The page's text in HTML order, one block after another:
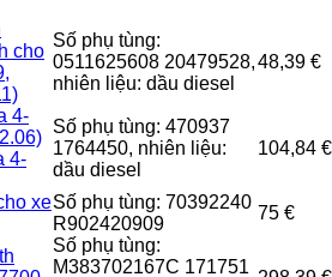
cho
Số phụ tùng:
0511625608 20479528,
nhiên liệu: dầu diesel
48,39 €
4-
4-
Số phụ tùng: 470937
1764450, nhiên liệu:
dầu diesel
104,84 €
xeSố phụ tùng: 70392240
R902420909
75 €
Số phụ tùng:
M383702167C 171751